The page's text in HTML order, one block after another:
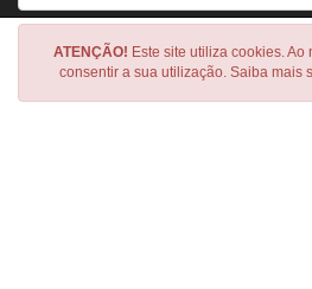
ATENÇÃO! Este site utiliza cookies.
consentir a sua utilização. Saiba mais